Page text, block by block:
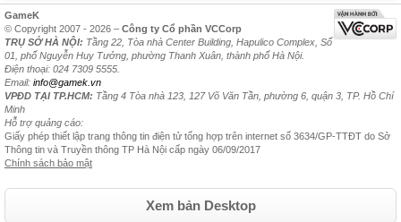
GameK
© Copyright 2007 - 2026 – Công ty Cổ phần VCCorp
TRỤ SỞ HÀ NỘI: Tầng 22, Tòa nhà Center Building, Hapulico Complex, Số
01, phố Nguyễn Huy Tưởng, phường Thanh Xuân, thành phố Hà Nội.
Điện thoại: 024 7309 5555.
Email: info@gamek.vn
VPĐD TẠI TP.HCM: Tầng 4 Tòa nhà 123, 127 Võ Văn Tần, phường 6, quận 3, TP. Hồ Chí
Minh
Hỗ trợ quảng cáo:
Giấy phép thiết lập trang thông tin điện tử tổng hợp trên internet số 3634/GP-TTĐT do Sở
Thông tin và Truyền thông TP Hà Nội cấp ngày 06/09/2017
Chính sách bảo mật
Xem bản Desktop